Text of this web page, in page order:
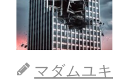
マダムユキ